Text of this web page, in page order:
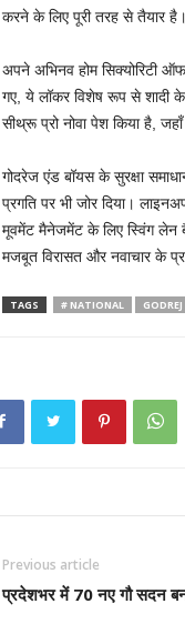
करने के लिए पूरी तरह से तैयार है।
अपने अभिनव होम सिक्योरिटी
गए, ये लॉकर विशेष रूप से शादी के
सीथ्रू प्रो नोवा पेश किया है,
गोदरेज एंड बॉयस के सुरक्षा
प्रगति पर भी जोर दिया।
मूवमेंट मैनेजमेंट के लिए स्विंग लेन
मजबूत विरासत और नवाचार के
TAGS # NATIONAL
Previous article
प्रदेशभर में 70 नए गौ सदन